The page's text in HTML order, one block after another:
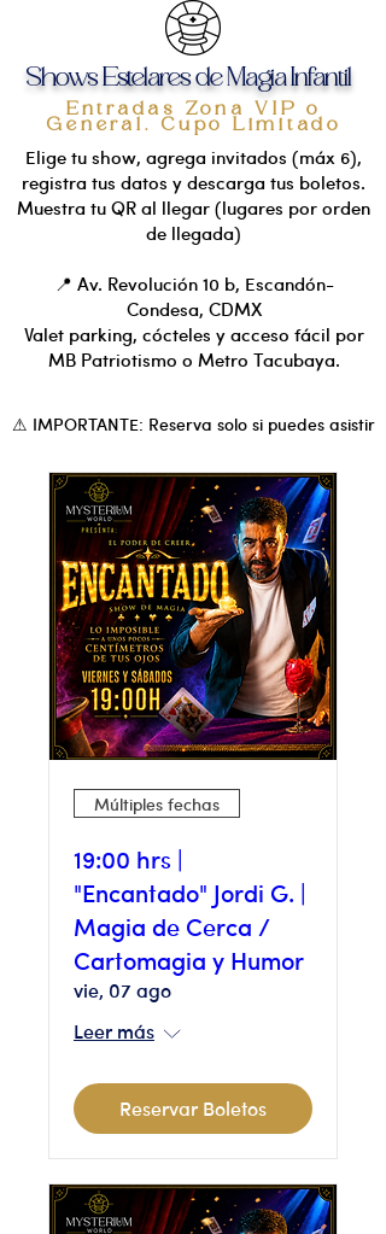
Shows Estelares de Magia Infantil
Entradas Zona VIP o
General. Cupo Limitado
Elige tu show, agrega invitados (máx 6),
registra tus datos y descarga tus boletos.
Muestra tu QR al llegar (lugares por orden
de llegada)
📍 Av. Revolución 10 b, Escandón-
Condesa, CDMX
Valet parking, cócteles y acceso fácil por
MB Patriotismo o Metro Tacubaya.
⚠ IMPORTANTE: Reserva solo si puedes asistir
Múltiples fechas
19:00 hrs |
"Encantado" Jordi G. |
Magia de Cerca /
Cartomagia y Humor
vie, 07 ago
Leer más
Reservar Boletos